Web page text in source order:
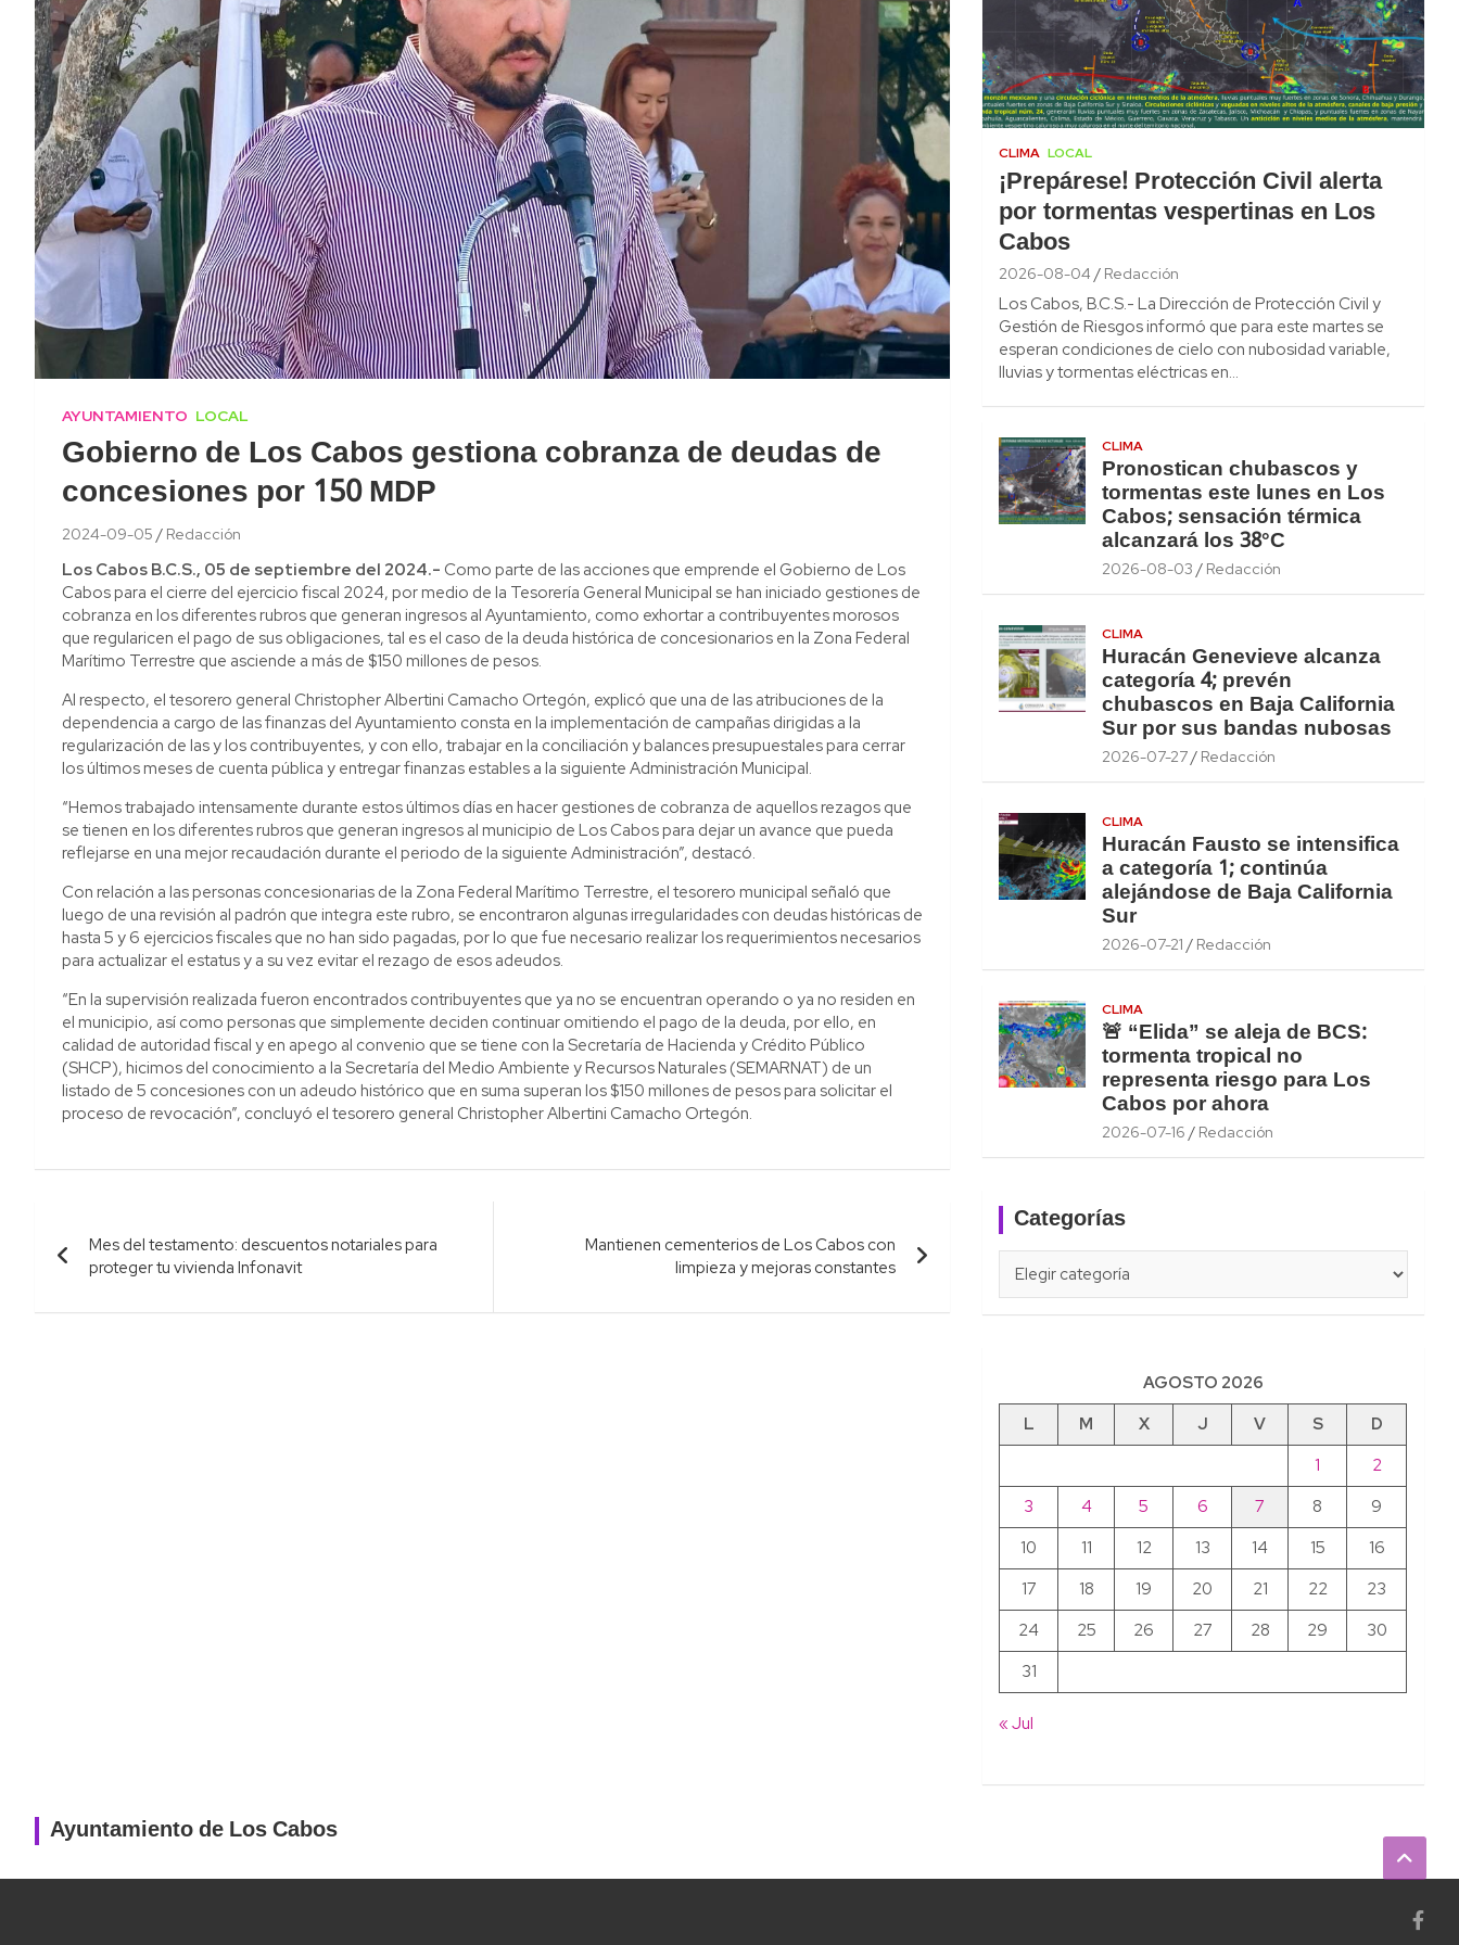
AYUNTAMIENTO LOCAL
Gobierno de Los Cabos gestiona cobranza de deudas de
concesiones por 150 MDP
2024-09-05 Redacción
Los Cabos B.C.S., 05 de septiembre del 2024.- Como parte de las acciones que emprende el Gobierno de Los
Cabos para el cierre del ejercicio fiscal 2024, por medio de la Tesorería General Municipal se han iniciado gestiones de
cobranza en los diferentes rubros que generan ingresos al Ayuntamiento, como exhortar a contribuyentes morosos
que regularicen el pago de sus obligaciones, tal es el caso de la deuda histórica de concesionarios en la Zona Federal
Marítimo Terrestre que asciende a más de $150 millones de pesos.
Al respecto, el tesorero general Christopher Albertini Camacho Ortegón, explicó que una de las atribuciones de la
dependencia a cargo de las finanzas del Ayuntamiento consta en la implementación de campañas dirigidas a la
regularización de las y los contribuyentes, y con ello, trabajar en la conciliación y balances presupuestales para cerrar
los últimos meses de cuenta pública y entregar finanzas estables a la siguiente Administración Municipal.
“Hemos trabajado intensamente durante estos últimos días en hacer gestiones de cobranza de aquellos rezagos que
se tienen en los diferentes rubros que generan ingresos al municipio de Los Cabos para dejar un avance que pueda
reflejarse en una mejor recaudación durante el periodo de la siguiente Administración”, destacó.
Con relación a las personas concesionarias de la Zona Federal Marítimo Terrestre, el tesorero municipal señaló que
luego de una revisión al padrón que integra este rubro, se encontraron algunas irregularidades con deudas históricas de
hasta 5 y 6 ejercicios fiscales que no han sido pagadas, por lo que fue necesario realizar los requerimientos necesarios
para actualizar el estatus y a su vez evitar el rezago de esos adeudos.
“En la supervisión realizada fueron encontrados contribuyentes que ya no se encuentran operando o ya no residen en
el municipio, así como personas que simplemente deciden continuar omitiendo el pago de la deuda, por ello, en
calidad de autoridad fiscal y en apego al convenio que se tiene con la Secretaría de Hacienda y Crédito Público
(SHCP), hicimos del conocimiento a la Secretaría del Medio Ambiente y Recursos Naturales (SEMARNAT) de un
listado de 5 concesiones con un adeudo histórico que en suma superan los $150 millones de pesos para solicitar el
proceso de revocación”, concluyó el tesorero general Christopher Albertini Camacho Ortegón.
Navegación
de
entradas
Mes del testamento: descuentos notariales para
proteger tu vivienda Infonavit
Mantienen cementerios de Los Cabos con
limpieza y mejoras constantes
CLIMA LOCAL
¡Prepárese! Protección Civil alerta
por tormentas vespertinas en Los
Cabos
2026-08-04 Redacción
Los Cabos, B.C.S.- La Dirección de Protección Civil y
Gestión de Riesgos informó que para este martes se
esperan condiciones de cielo con nubosidad variable,
lluvias y tormentas eléctricas en…
CLIMA
Pronostican chubascos y
tormentas este lunes en Los
Cabos; sensación térmica
alcanzará los 38°C
2026-08-03 Redacción
CLIMA
Huracán Genevieve alcanza
categoría 4; prevén
chubascos en Baja California
Sur por sus bandas nubosas
2026-07-27 Redacción
CLIMA
Huracán Fausto se intensifica
a categoría 1; continúa
alejándose de Baja California
Sur
2026-07-21 Redacción
CLIMA
🚨 “Elida” se aleja de BCS:
tormenta tropical no
representa riesgo para Los
Cabos por ahora
2026-07-16 Redacción
Categorías
AGOSTO 2026
L
M X J V S
D
1
2
3
4 5 6 7 8
9
10
11 12 13 14 15
16
17
18 19 20 21 22
23
24
25 26 27 28 29
30
31
« Jul
Ayuntamiento de Los Cabos